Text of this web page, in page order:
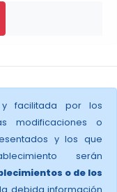
facilitada por los
modificaciones o
y los que
serán
o de los